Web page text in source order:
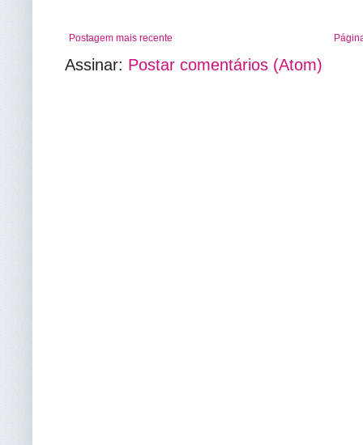
Postagem mais recente
Assinar: Postar comentários (Atom)